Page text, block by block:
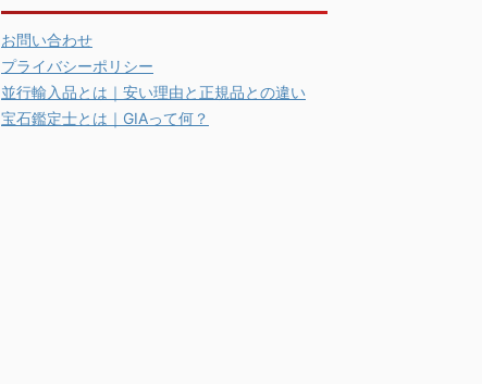
お問い合わせ
プライバシーポリシー
並行輸入品とは｜安い理由と正規品との違い
宝石鑑定士とは｜GIAって何？